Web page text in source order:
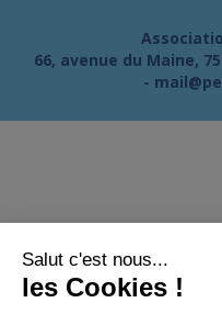
Salut c'est nous...
les Cookies !
66, avenue du Maine,
-